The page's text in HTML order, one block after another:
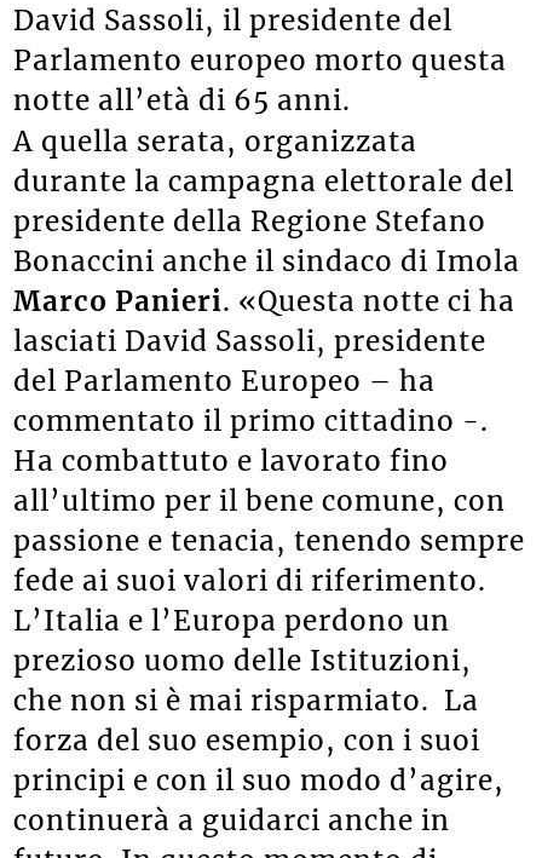
David Sassoli, il presidente del
Parlamento europeo morto questa
notte all’età di 65 anni.
A quella serata, organizzata
durante la campagna elettorale del
presidente della Regione Stefano
Bonaccini anche il sindaco di Imola
Marco Panieri. «Questa notte ci ha
lasciati David Sassoli, presidente
del Parlamento Europeo – ha
commentato il primo cittadino -.
Ha combattuto e lavorato fino
all’ultimo per il bene comune, con
passione e tenacia, tenendo sempre
fede ai suoi valori di riferimento.
L’Italia e l’Europa perdono un
prezioso uomo delle Istituzioni,
che non si è mai risparmiato. La
forza del suo esempio, con i suoi
principi e con il suo modo d’agire,
continuerà a guidarci anche in